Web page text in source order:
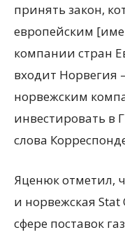
принять закон,
европейским
компании стран
входит
норвежским
инвестировать в
слова
Яценюк отметил,
и норвежская
сфере поставок